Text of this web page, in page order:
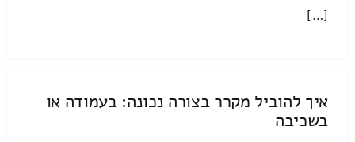
[…]
איך להוביל מקרר בצורה נכונה: בעמודה או
בשכיבה